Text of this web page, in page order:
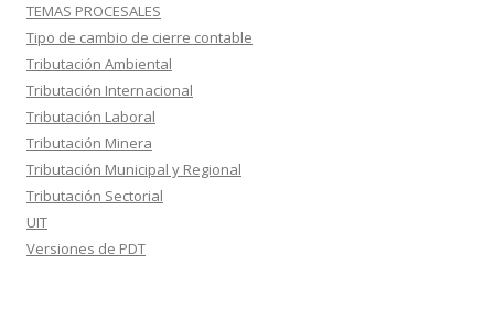
TEMAS PROCESALES
Tipo de cambio de cierre contable
Tributación Ambiental
Tributación Internacional
Tributación Laboral
Tributación Minera
Tributación Municipal y Regional
Tributación Sectorial
UIT
Versiones de PDT